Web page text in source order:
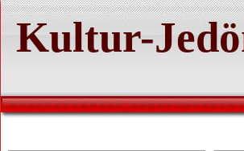
Kultur-